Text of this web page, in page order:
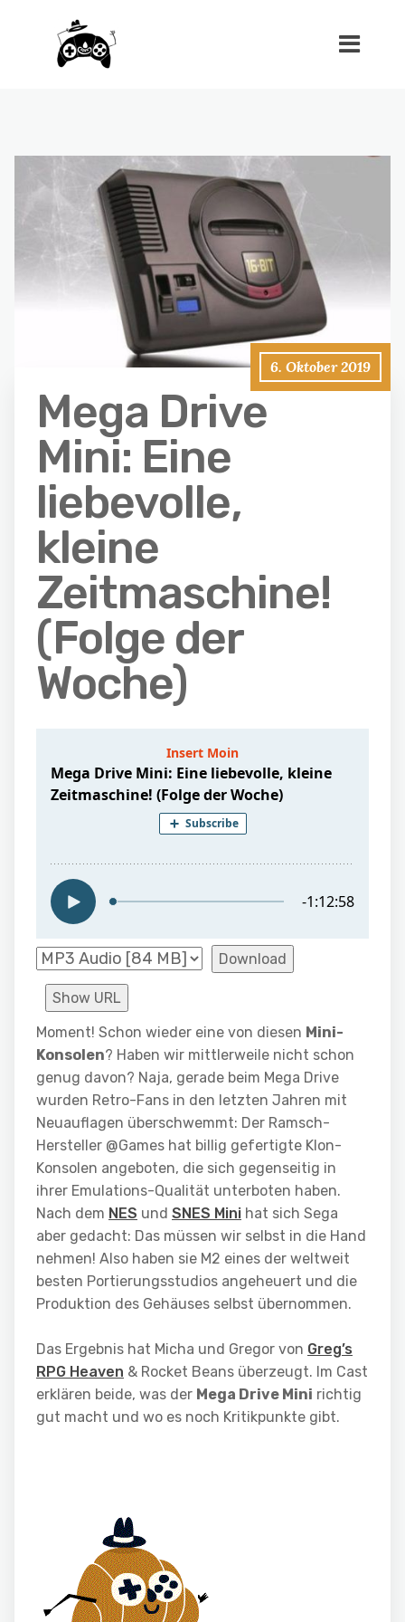
6. Oktober 2019
Mega Drive
Mini: Eine
liebevolle,
kleine
Zeitmaschine!
(Folge der
Woche)
Download
Show URL
Moment! Schon wieder eine von diesen Mini-
Konsolen? Haben wir mittlerweile nicht schon
genug davon? Naja, gerade beim Mega Drive
wurden Retro-Fans in den letzten Jahren mit
Neuauflagen überschwemmt: Der Ramsch-
Hersteller @Games hat billig gefertigte Klon-
Konsolen angeboten, die sich gegenseitig in
ihrer Emulations-Qualität unterboten haben.
Nach dem NES und SNES Mini hat sich Sega
aber gedacht: Das müssen wir selbst in die Hand
nehmen! Also haben sie M2 eines der weltweit
besten Portierungsstudios angeheuert und die
Produktion des Gehäuses selbst übernommen.
Das Ergebnis hat Micha und Gregor von Greg’s
RPG Heaven & Rocket Beans überzeugt. Im Cast
erklären beide, was der Mega Drive Mini richtig
gut macht und wo es noch Kritikpunkte gibt.